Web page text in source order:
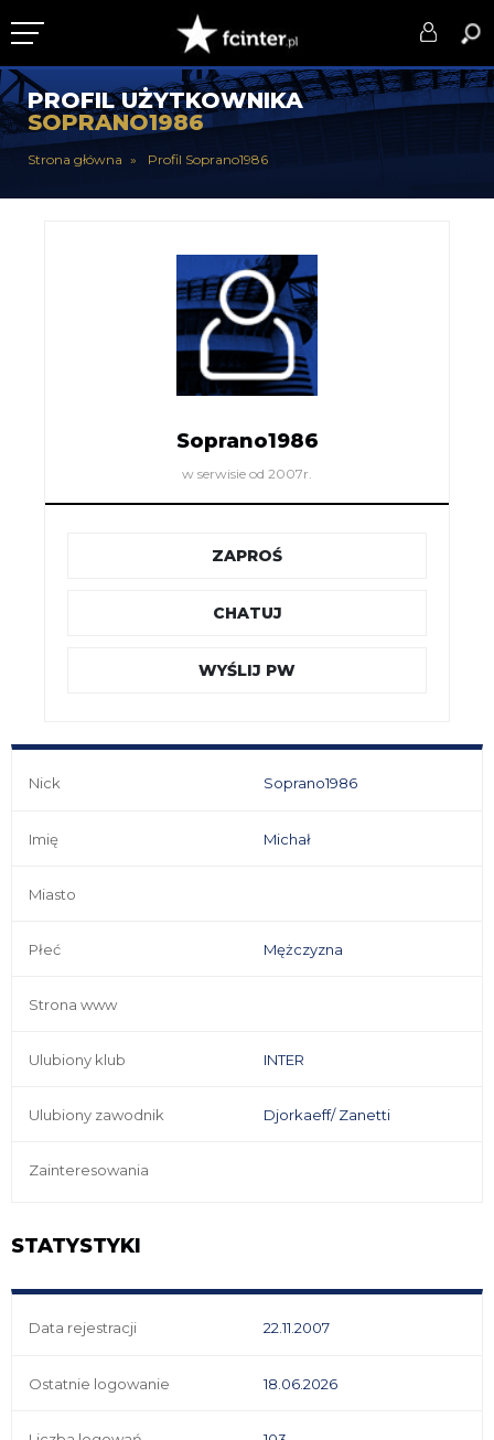
KLUB
DRUŻYNA
PROFIL UŻYTKOWNIKA
SOPRANO1986
Strona główna Profil Soprano1986
Soprano1986
w serwisie od 2007r.
ZAPROŚ
CHATUJ
WYŚLIJ PW
Nick Soprano1986
Imię Michał
Miasto
Płeć Mężczyzna
Strona www
Ulubiony klub INTER
Ulubiony zawodnik Djorkaeff/ Zanetti
Zainteresowania
STATYSTYKI
Data rejestracji 22.11.2007
Ostatnie logowanie 18.06.2026